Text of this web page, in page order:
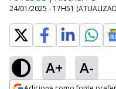
24/01/2025 - 17H51
A+ A-